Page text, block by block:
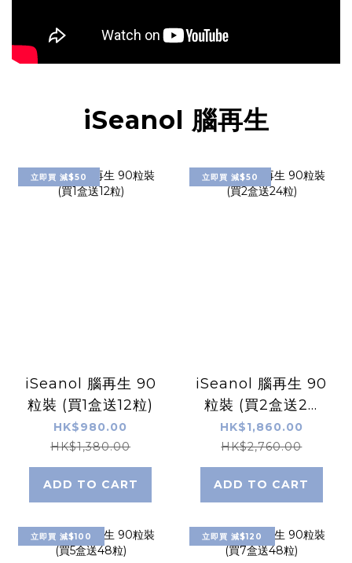
iSeanol 腦再生
立即買 減$50
iSeanol 腦再生 90
粒裝 (買1盒送12粒)
HK$980.00
HK$1,380.00
ADD TO CART
立即買 減$50
iSeanol 腦再生 90
粒裝 (買2盒送24
粒)
HK$1,860.00
HK$2,760.00
ADD TO CART
立即買 減$100 立即買 減$120